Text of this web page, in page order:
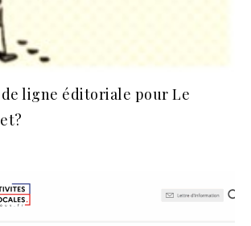
ligne éditoriale pour Le